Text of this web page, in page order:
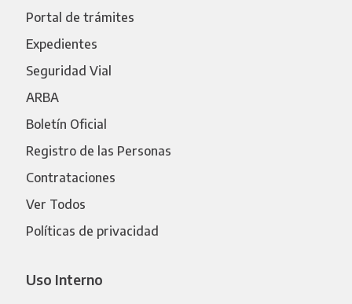
Portal de trámites
Expedientes
Seguridad Vial
ARBA
Boletín Oficial
Registro de las Personas
Contrataciones
Ver Todos
Políticas de privacidad
Uso Interno